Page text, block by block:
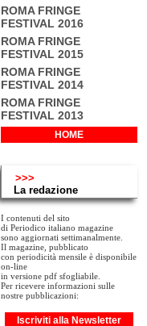
ROMA FRINGE
FESTIVAL 2016
ROMA FRINGE
FESTIVAL 2015
ROMA FRINGE
FESTIVAL 2014
ROMA FRINGE
FESTIVAL 2013
HOME
>>>
La redazione
I contenuti del sito
di Periodico italiano magazine
sono aggiornati settimanalmente.
Il magazine, pubblicato
con periodicità mensile è disponibile
on-line
in versione pdf sfogliabile.
Per ricevere informazioni sulle
nostre pubblicazioni:
Iscriviti alla Newsletter